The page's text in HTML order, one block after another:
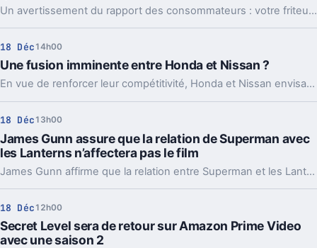
Un avertissement du rapport des consommateurs : votre friteuse à air pourrait espionner vos activités. Voici ce que vous devez absolument savoir pour protéger votre vie privée.
18 Déc 14h00
Une fusion imminente entre Honda et Nissan ?
En vue de renforcer leur compétitivité, Honda et Nissan envisagent une fusion stratégique pour répondre aux évolutions du marché.
18 Déc 13h00
James Gunn assure que la relation de Superman avec
les Lanterns n’affectera pas le film
James Gunn affirme que la relation entre Superman et les Lanterns n'entravera pas l'attention du public lors de la projection du film.
18 Déc 12h00
Secret Level sera de retour sur Amazon Prime Video
avec une saison 2